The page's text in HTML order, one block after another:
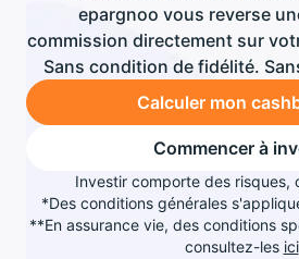
epargnoo vous reverse
commission directement sur
Sans condition de fidélité.
Calculer mon
Commencer à
Investir comporte des risques,
*Des conditions générales
**En assurance vie, des conditions
consultez-les ici